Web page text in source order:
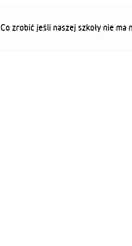
Co zrobić jeśli naszej szkoły nie ma